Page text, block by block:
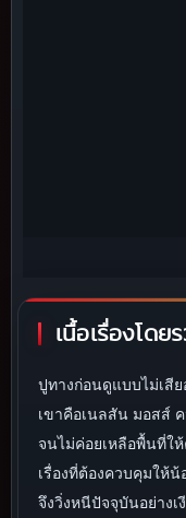
เนื้อเรื่องโดย
ปูทางก่อนดูแบบไม่เสีย
เขาคือเนลสัน มอสส์
จนไม่ค่อยเหลือพื้นที่ใ
เรื่องที่ต้องควบคุมให้
จึงวิ่งหนีปัจจุบันอย่างเ